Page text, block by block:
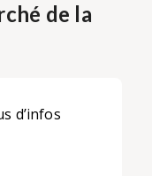
de la
d’infos